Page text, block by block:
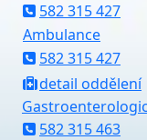
582 315 427
Ambulance
582 315 427
detail oddělení
582 315 463